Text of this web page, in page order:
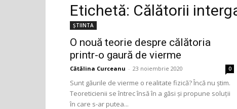
Etichetă: Călătorii
ȘTIINTA
O nouă teorie despre călătoria
printr-o gaură de vierme
Cătălina Curceanu - 23 noiembrie 2020 0
Sunt găurile de vierme o realitate fizică? Încă nu ştim.
Teoreticienii se întrec însă în a găsi și propune soluţii
în care s-ar putea...